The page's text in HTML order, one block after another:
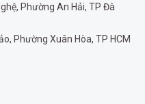
Phường An Hải, TP Đà
Phường Xuân Hòa, TP HCM